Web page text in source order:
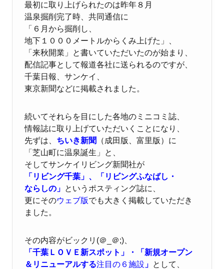
最初に取り上げられたのは昨年８月
温泉掘削完了時、共同通信に
「６月から掘削し、
地下１０００メートルからくみ上げた」、
「来秋開業」と書いていただいたのが始まり、
配信記事として報道各社に送られるのですが、
千葉日報、サンケイ、
東京新聞などに掲載されました。
続いてそれらを目にした各地のミニコミ誌、
情報誌に取り上げていただいくことになり、
先ずは、 ちいき新聞
（成田版、富里版）に
「芝山町に温泉誕生」と、
そしてサンケイリビング新聞社が
「リビング千葉」、「リビングふなばし・
ならしの」 というポスティング誌に、
更にそのウェブ版でも大きく掲載していただき
ました。
その内容がビックリ(＠_＠;)、
「千葉ＬＯＶＥ新スポット」・「新規オープン
＆リニューアルする注目の６施設 」 として、